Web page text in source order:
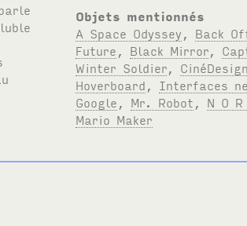
Objets mentionnés
A Space Odyssey
Back
Future
Black Mirror
Winter Soldier
CinéDesign
Hoverboard
Interfaces
Google
Mr. Robot N O
Mario Maker